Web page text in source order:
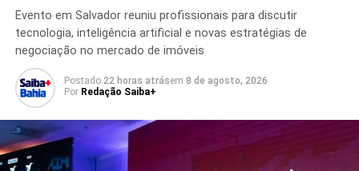
AMPUTAÇÃO
ASSEMBLEIA LEGISLATIVA DA BAHIA
ATROPELAMENTO SALVADOR
CLEYDSON CARDOSO COSTA FILHO
MARATONISTA EMERSON PINHEIRO
PRÓTESE
PRÓXIMO
Polícia Civil cumpre mandados contra suspeitos
de armazenar pornografia infantojuvenil em
Salvador
Evento em Salvador reuniu profissionais para discutir
tecnologia, inteligência artificial e novas estratégias de
negociação no mercado de imóveis
Postado 22 horas atrásem 8 de agosto, 2026
Por Redação Saiba+